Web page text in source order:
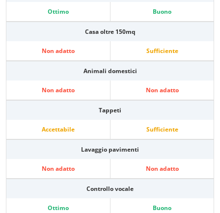
Ottimo Buono
Casa oltre 150mq
Non adatto Sufficiente
Animali domestici
Non adatto Non adatto
Tappeti
Accettabile Sufficiente
Lavaggio pavimenti
Non adatto Non adatto
Controllo vocale
Ottimo Buono